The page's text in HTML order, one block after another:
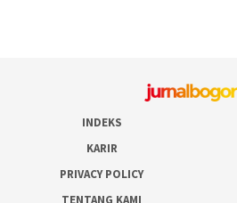
INDEKS
KARIR
PRIVACY POLICY
TENTANG KAMI